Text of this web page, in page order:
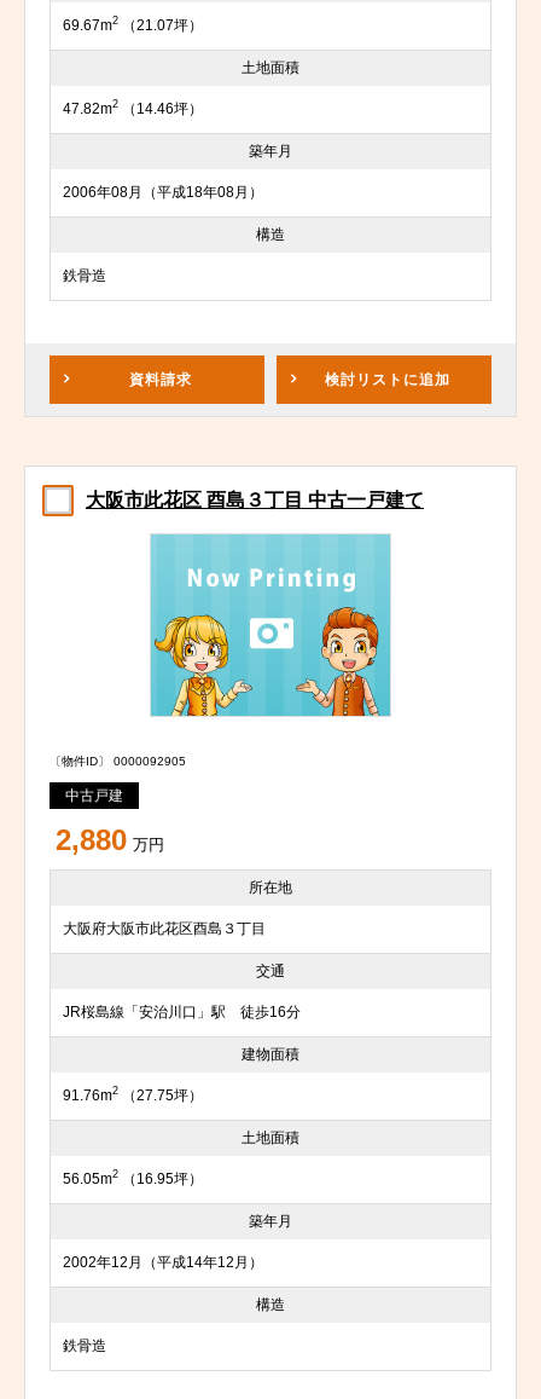
69.67m2 （21.07坪）
土地面積
47.82m2 （14.46坪）
築年月
2006年08月（平成18年08月）
構造
鉄骨造
資料請求 検討リスト に追加
大阪市此花区 酉島３丁目 中古一戸建て
〔物件ID〕 0000092905
中古戸建
2,880 万円
所在地
大阪府大阪市此花区酉島３丁目
交通
JR桜島線「安治川口」駅 徒歩16分
建物面積
91.76m2 （27.75坪）
土地面積
56.05m2 （16.95坪）
築年月
2002年12月（平成14年12月）
構造
鉄骨造